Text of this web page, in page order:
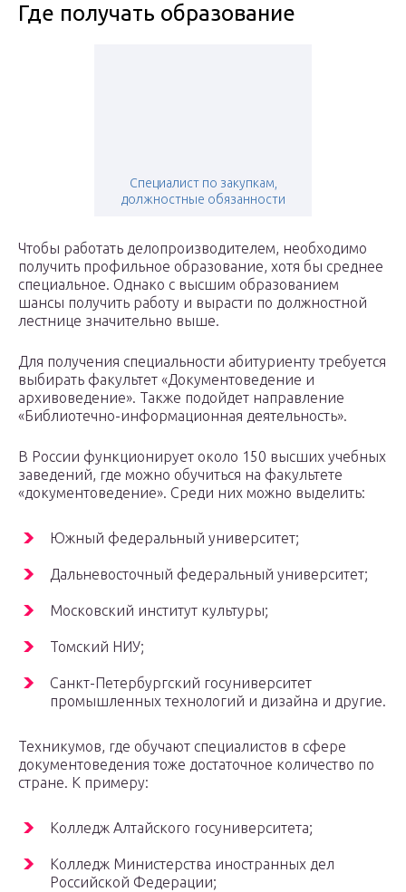
Где получать образование
Специалист по закупкам,
должностные обязанности
Чтобы работать делопроизводителем, необходимо
получить профильное образование, хотя бы среднее
специальное. Однако с высшим образованием
шансы получить работу и вырасти по должностной
лестнице значительно выше.
Для получения специальности абитуриенту требуется
выбирать факультет «Документоведение и
архивоведение». Также подойдет направление
«Библиотечно-информационная деятельность».
В России функционирует около 150 высших учебных
заведений, где можно обучиться на факультете
«документоведение». Среди них можно выделить:
Южный федеральный университет;
Дальневосточный федеральный университет;
Московский институт культуры;
Томский НИУ;
Санкт-Петербургский госуниверситет
промышленных технологий и дизайна и другие.
Техникумов, где обучают специалистов в сфере
документоведения тоже достаточное количество по
стране. К примеру:
Колледж Алтайского госуниверситета;
Колледж Министерства иностранных дел
Российской Федерации;